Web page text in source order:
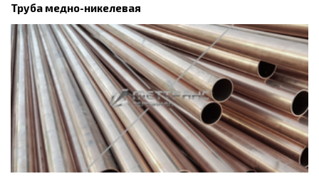
Труба медно-никелевая